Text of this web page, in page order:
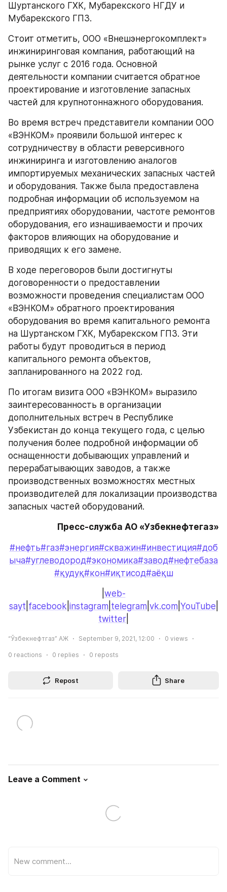
Шуртанского ГХК, Мубарекского НГДУ и
Мубарекского ГПЗ.
Стоит отметить, ООО «Внешэнергокомплект»
инжиниринговая компания, работающий на
рынке услуг с 2016 года. Основной
деятельности компании считается обратное
проектирование и изготовление запасных
частей для крупнотоннажного оборудования.
Во время встреч представители компании ООО
«ВЭНКОМ» проявили большой интерес к
сотрудничеству в области реверсивного
инжиниринга и изготовлению аналогов
импортируемых механических запасных частей
и оборудования. Также была предоставлена
подробная информации об используемом на
предприятиях оборудовании, частоте ремонтов
оборудования, его изнашиваемости и прочих
факторов влияющих на оборудование и
приводящих к его замене.
В ходе переговоров были достигнуты
договоренности о предоставлении
возможности проведения специалистам ООО
«ВЭНКОМ» обратного проектирования
оборудования во время капитального ремонта
на Шуртанском ГХК, Мубарекском ГПЗ. Эти
работы будут проводиться в период
капитального ремонта объектов,
запланированного на 2022 год.
По итогам визита ООО «ВЭНКОМ» выразило
заинтересованность в организации
дополнительных встреч в Республике
Узбекистан до конца текущего года, с целью
получения более подробной информации об
оснащенности добывающих управлений и
перерабатывающих заводов, а также
производственных возможностях местных
производителей для локализации производства
запасных частей оборудований.
Пресс-служба АО «Узбекнефтегаз»
#нефть#газ#энергия#скважин#инвестиция#доб
ыча#углеводород#экономика#завод#нефтебаза
#қудуқ#кон#иқтисод#аёқш
web-
sayt facebook instagram telegram vk.com YouTube
twitter
“Ўзбекнефтгаз” АЖ September 9, 2021, 12:00 0 views
0 reactions 0 replies 0 reposts
Repost Share
Leave a Comment